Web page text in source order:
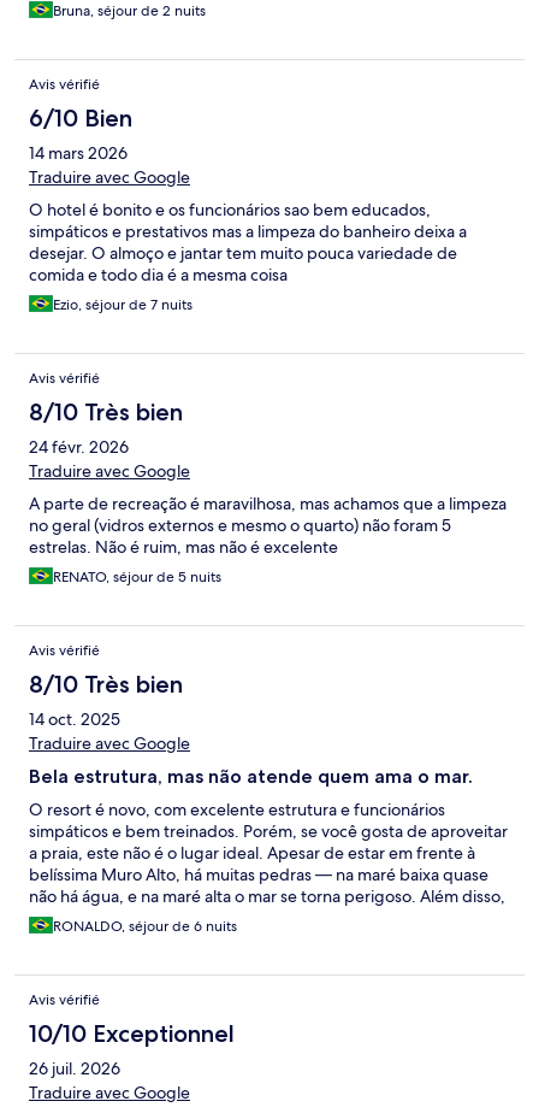
Bruna, séjour de 2 nuits
Avis vérifié
6/10 Bien
14 mars 2026
Traduire avec Google
O hotel é bonito e os funcionários sao bem educados,
simpáticos e prestativos mas a limpeza do banheiro deixa a
desejar. O almoço e jantar tem muito pouca variedade de
comida e todo dia é a mesma coisa
Ezio, séjour de 7 nuits
Avis vérifié
8/10 Très bien
24 févr. 2026
Traduire avec Google
A parte de recreação é maravilhosa, mas achamos que a limpeza
no geral (vidros externos e mesmo o quarto) não foram 5
estrelas. Não é ruim, mas não é excelente
RENATO, séjour de 5 nuits
Avis vérifié
8/10 Très bien
14 oct. 2025
Traduire avec Google
Bela estrutura, mas não atende quem ama o mar.
O resort é novo, com excelente estrutura e funcionários
simpáticos e bem treinados. Porém, se você gosta de aproveitar
a praia, este não é o lugar ideal. Apesar de estar em frente à
belíssima Muro Alto, há muitas pedras — na maré baixa quase
não há água, e na maré alta o mar se torna perigoso. Além disso,
há poucas barracas disponíveis e, mesmo solicitando, é preciso
paciência até que montem. Para quem não liga para o mar, o
agradáveis. Refeições: o café da manhã e o jantar são saborosos,
mas com pouca variedade. Infelizmente, minha esposa passou
mal após um jantar, e no dia seguinte tivemos uma experiência
frustrante no à la carte: pedimos para substituir as fritas por
purê de batata (mesmo pagando à parte), mas o hotel informou
que não conseguiria fazer. No geral, é um resort bonito e
RONALDO, séjour de 6 nuits
Avis vérifié
10/10 Exceptionnel
26 juil. 2026
Traduire avec Google